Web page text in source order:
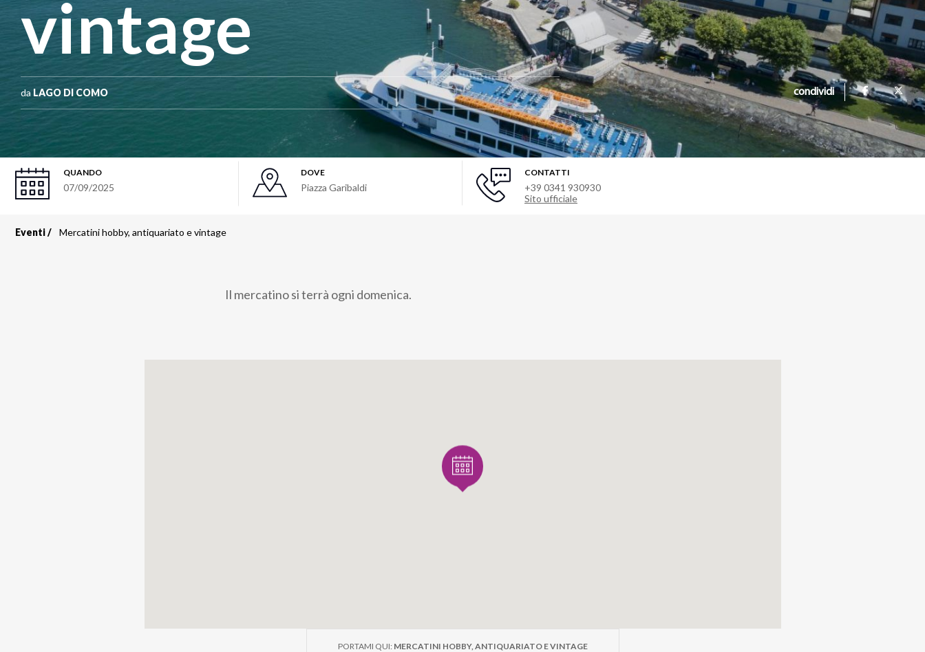
vintage
da LAGO DI COMO condividi
QUANDO
07/09/2025
DOVE
Piazza Garibaldi
CONTATTI
+39 0341 930930
Sito ufficiale
Eventi Mercatini hobby, antiquariato e vintage
Il mercatino si terrà ogni domenica.
PORTAMI QUI: MERCATINI HOBBY, ANTIQUARIATO E VINTAGE